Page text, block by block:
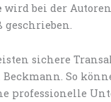
wird bei der
geschrieben.